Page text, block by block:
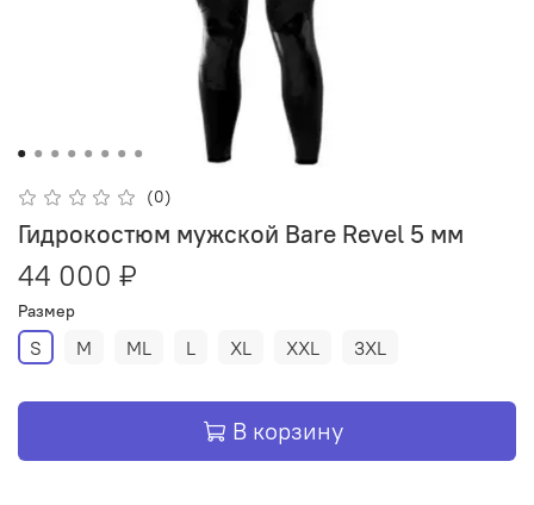
(0)
Гидрокостюм мужской Bare Revel 5 мм
44 000 ₽
Размер
S M ML L XL XXL 3XL
В корзину